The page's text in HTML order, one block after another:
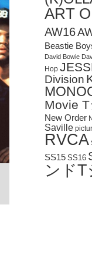
ART
AW16
Beastie
David Bowie
Hop
Division
Movie
New Order
Saville
RVCA
SS15 SS16
ンドT